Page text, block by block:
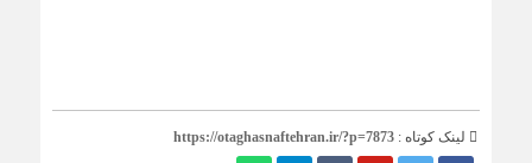
لینک کوتاه : https://otaghasnaftehran.ir/?p=7873